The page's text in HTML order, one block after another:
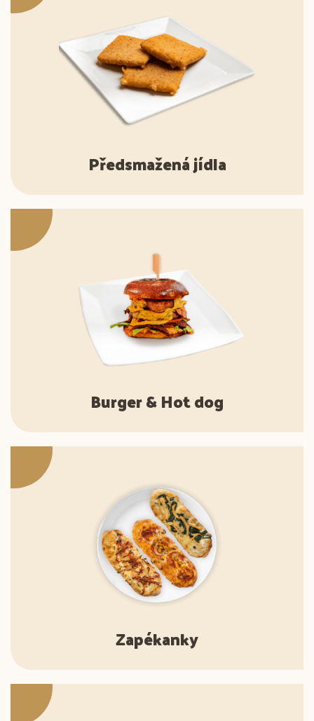
Předsmažená jídla
Burger & Hot dog
Zapékanky